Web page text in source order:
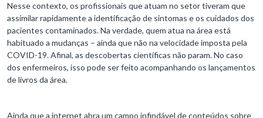
Nesse contexto, os profissionais que atuam no setor tiveram que
assimilar rapidamente a identificação de sintomas e os cuidados dos
pacientes contaminados. Na verdade, quem atua na área está
habituado a mudanças – ainda que não na velocidade imposta pela
COVID-19. Afinal, as descobertas científicas não param. No caso
dos enfermeiros, isso pode ser feito acompanhando os lançamentos
de livros da área.
Ainda que a internet abra um campo infindável de conteúdos sobre